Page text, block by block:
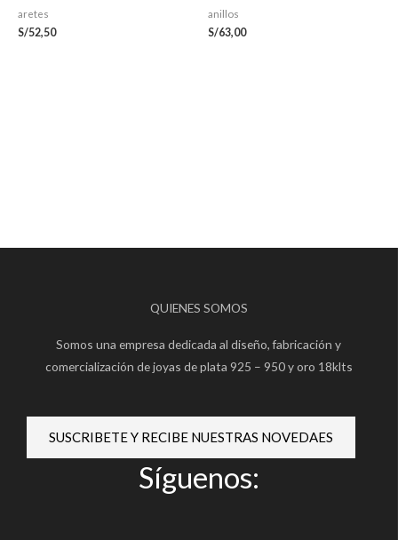
aretes
S/52,50
anillos
S/63,00
QUIENES SOMOS
Somos una empresa dedicada al diseño, fabricación y
comercialización de joyas de plata 925 – 950 y oro 18klts
SUSCRIBETE Y RECIBE NUESTRAS NOVEDAES
Síguenos: